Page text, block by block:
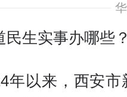
民生实事办哪些
年以来，西安